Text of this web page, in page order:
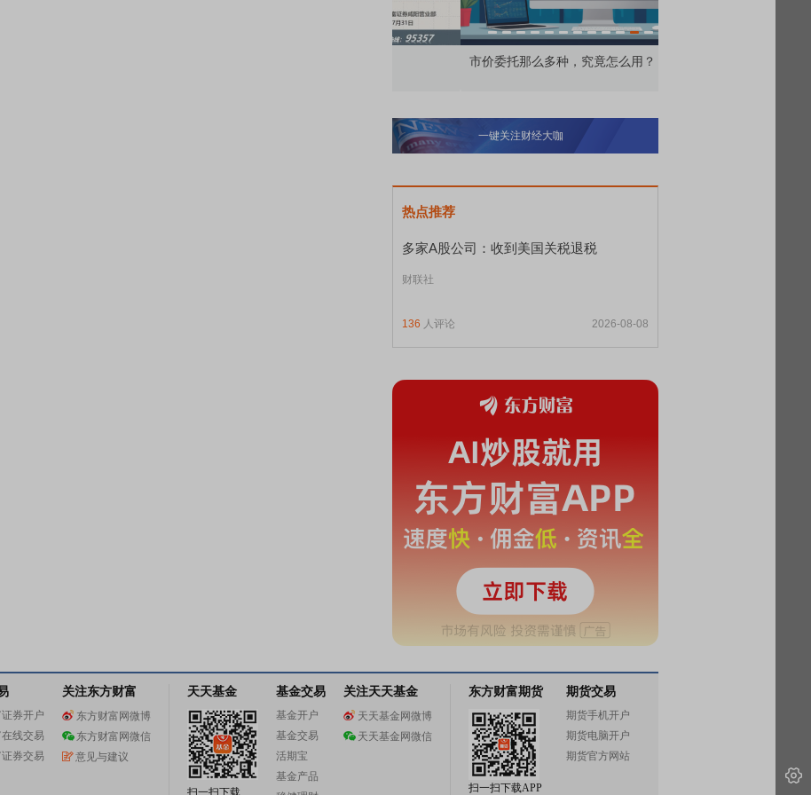
市价委托那么多种，究竟怎么用？
一键关注财经大咖
热点推荐
多家A股公司：收到美国关税退税
财联社
136 人评论 2026-08-08
券开户
线交易
券交易
关注东方财富
东方财富网微博
东方财富网微信
意见与建议
天天基金
扫一扫下载
基金交易
基金开户
基金交易
活期宝
基金产品
关注天天基金
天天基金网微博
天天基金网微信
东方财富期货
扫一扫下载APP
期货交易
期货手机开户
期货电脑开户
期货官方网站